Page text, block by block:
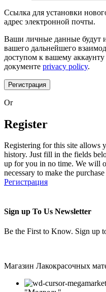
Ссылка для установки
адрес электронной почты.
Ваши личные данные будут
вашего дальнейшего
доступом к вашему
документе privacy policy.
Регистрация
Or
Register
Registering for this site allows
history. Just fill in the fields
up for you in no time. We will
necessary to make the
Регистрация
Sign up To Us Newsletter
Be the First to Know. Sign up
Магазин Лакокрасочных